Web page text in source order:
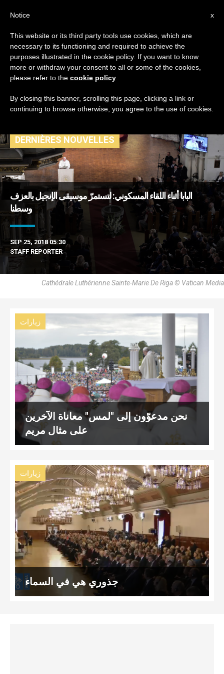
TAG
Posts Tagged ‘البابا
في ليتونيا’
DERNIÈRES NOUVELLES
البابا أثناء اللقاء المسكوني: لتستمرّ موسيقى الإنجيل بالعزف
وسطنا
SEP 25, 2018 05:30
STAFF REPORTER
Cathédrale Luthérienne Sainte-Marie De Riga © Vatican Media
زيارات
نحن مدعوّون إلى "لمس" معاناة الآخرين
على مثال مريم
زيارات
جذوري هي في السماء
x
Notice
This website or its third party tools use cookies, which are
necessary to its functioning and required to achieve the
purposes illustrated in the cookie policy. If you want to know
more or withdraw your consent to all or some of the cookies,
please refer to the cookie policy
By closing this banner, scrolling this page, clicking a link or
continuing to browse otherwise, you agree to the use of cookies.